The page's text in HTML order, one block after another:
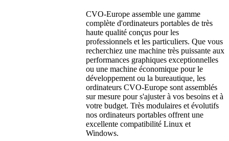
CVO-Europe assemble une gamme
complète d'ordinateurs portables de très
haute qualité conçus pour les
professionnels et les particuliers. Que vous
recherchiez une machine très puissante aux
performances graphiques exceptionnelles
ou une machine économique pour le
développement ou la bureautique, les
ordinateurs CVO-Europe sont assemblés
sur mesure pour s'ajuster à vos besoins et à
votre budget. Très modulaires et évolutifs
nos ordinateurs portables offrent une
excellente compatibilité Linux et
Windows.